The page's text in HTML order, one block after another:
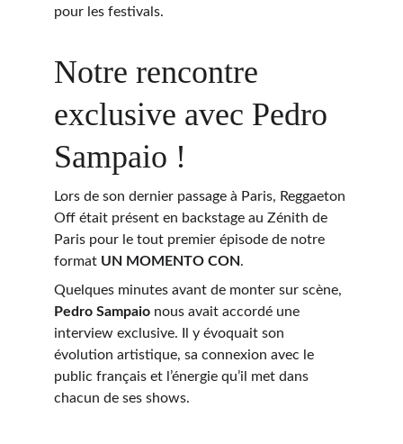
pour les festivals.
Notre rencontre
exclusive avec Pedro
Sampaio !
Lors de son dernier passage à Paris, Reggaeton
Off était présent en backstage au Zénith de
Paris pour le tout premier épisode de notre
format UN MOMENTO CON.
Quelques minutes avant de monter sur scène,
Pedro Sampaio nous avait accordé une
interview exclusive. Il y évoquait son
évolution artistique, sa connexion avec le
public français et l’énergie qu’il met dans
chacun de ses shows.